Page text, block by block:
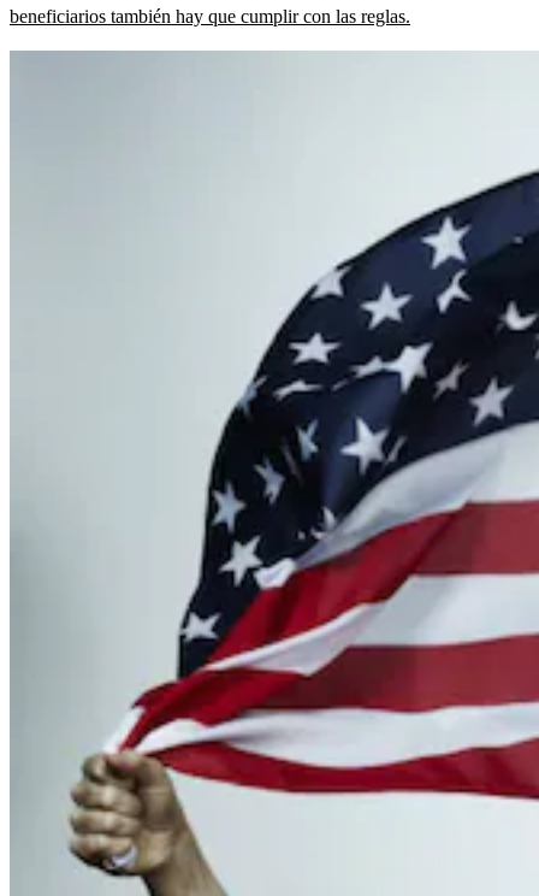
beneficiarios también hay que cumplir con las reglas.